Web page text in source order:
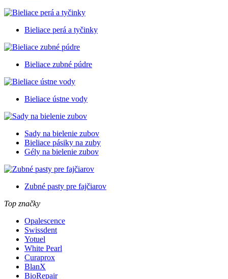
Bieliace perá a tyčinky
Bieliace zubné púdre
Bieliace ústne vody
Sady na bielenie zubov
Bieliace pásiky na zuby
Gély na bielenie zubov
Zubné pasty pre fajčiarov
Top značky
Opalescence
Swissdent
Yotuel
White Pearl
Curaprox
BlanX
BioRepair